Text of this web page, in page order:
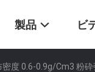
製品 ビ
密度 0.6-0.9g/cm3 粉